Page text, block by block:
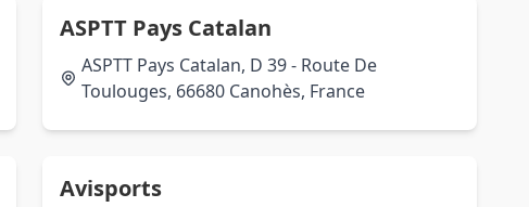
ASPTT Pays Catalan
ASPTT Pays Catalan, D 39 - Route De
Toulouges, 66680 Canohès, France
Avisports